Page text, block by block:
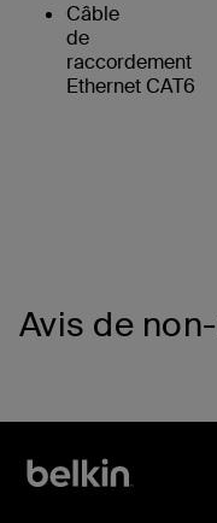
Câble
de
raccordement
Ethernet CAT6
Avis de